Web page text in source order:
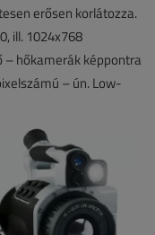
erősen korlátozza.
ill. 1024x768
hőkamerák képpontra
– ún. Low-